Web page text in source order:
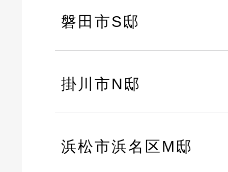
磐田市S邸
掛川市N邸
浜松市浜名区M邸